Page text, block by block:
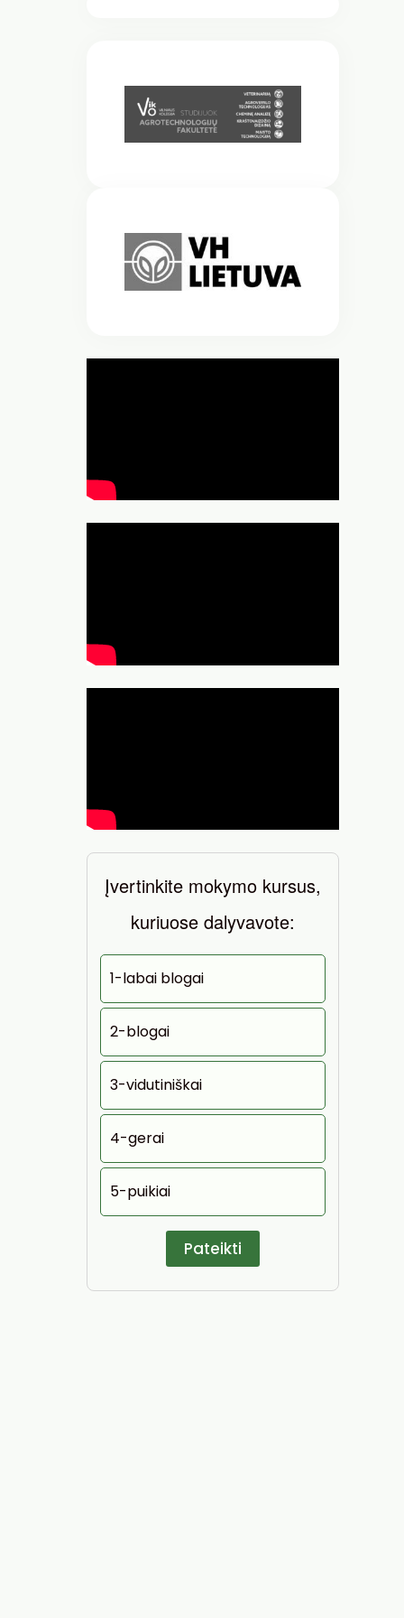
Įvertinkite mokymo kursus,
kuriuose dalyvavote:
1-labai blogai
2-blogai
3-vidutiniškai
4-gerai
5-puikiai